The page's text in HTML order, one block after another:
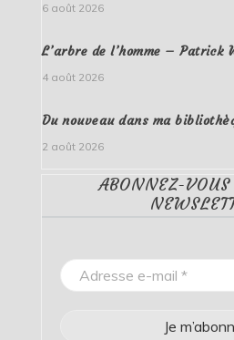
6 août 2026
L’arbre de l’homme – Patrick
4 août 2026
Du nouveau dans ma
2 août 2026
ABONNEZ-